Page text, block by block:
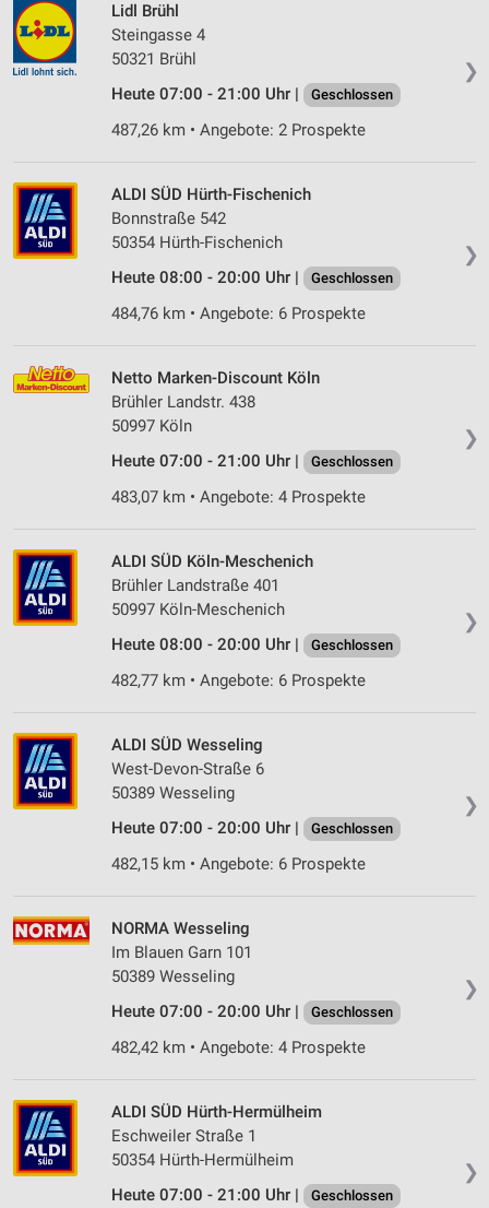
❯
Lidl Brühl
Steingasse 4
50321 Brühl
Heute 07:00 - 21:00 Uhr |
Geschlossen
487,26 km • Angebote: 2 Prospekte
❯
ALDI SÜD Hürth-Fischenich
Bonnstraße 542
50354 Hürth-Fischenich
Heute 08:00 - 20:00 Uhr |
Geschlossen
484,76 km • Angebote: 6 Prospekte
❯
Netto Marken-Discount Köln
Brühler Landstr. 438
50997 Köln
Heute 07:00 - 21:00 Uhr |
Geschlossen
483,07 km • Angebote: 4 Prospekte
❯
ALDI SÜD Köln-Meschenich
Brühler Landstraße 401
50997 Köln-Meschenich
Heute 08:00 - 20:00 Uhr |
Geschlossen
482,77 km • Angebote: 6 Prospekte
❯
ALDI SÜD Wesseling
West-Devon-Straße 6
50389 Wesseling
Heute 07:00 - 20:00 Uhr |
Geschlossen
482,15 km • Angebote: 6 Prospekte
❯
NORMA Wesseling
Im Blauen Garn 101
50389 Wesseling
Heute 07:00 - 20:00 Uhr |
Geschlossen
482,42 km • Angebote: 4 Prospekte
❯
ALDI SÜD Hürth-Hermülheim
Eschweiler Straße 1
50354 Hürth-Hermülheim
Heute 07:00 - 21:00 Uhr |
Geschlossen